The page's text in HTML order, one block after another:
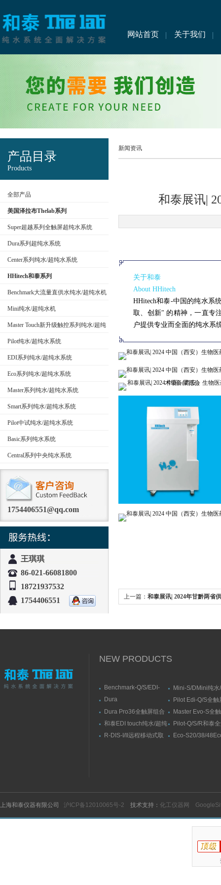
网站首页 关于我们
产品目录
Products
全部产品
美国泽拉布Thelab系列
Super超越系列全触屏超纯水系统
Dura系列超纯水系统
Center系列纯水/超纯水系统
HHitech和泰系列
Benchmark大流量直供水纯水/超纯水机
Mini纯水/超纯水机
Master Touch新升级触控系列纯水/超纯
水系统
Pilot纯水/超纯水系统
EDI系列纯水/超纯水系统
Eco系列纯水/超纯水系统
Master系列纯水/超纯水系统
Smart系列纯水/超纯水系统
Pilot中试纯水/超纯水系统
Basic系列纯水系统
Central系列中央纯水系统
1754406551@qq.com
王琪琪
86-021-66081800
18721937532
1754406551
新闻资讯
和泰展讯|
关于和泰
About HHitech
HHitech和泰-中国的纯水系
取、创新" 的精神，一直专
户提供专业而全面的纯水系
上一篇： 和泰展讯| 2024年甘黔两省
NEW PRODUCTS
Benchmark-Q/S/EDI-
直供水纯水/超纯水机
Mini-S/DMini纯水
水机
Dura
触屏智能型超纯水系统
Pilot Edi-Q/S全触
式纯水/超纯水系
Dura Pro36全触屏组合
式超纯水系统
Master Evo-S全
流量纯水/超纯水
和泰EDI touch纯水/超纯
水机
Pilot-Q/S/R和泰
纯水/超纯水机
R-DIS-I/II远程移动式取
Eco-S20/38/
上海和泰仪器有限公司 沪ICP备12010065号-2 技术支持： 化工仪器网